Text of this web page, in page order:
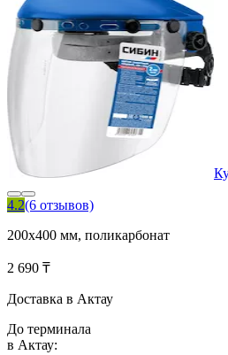
4.2(6 отзывов)
200х400 мм, поликарбонат
2 690 ₸
Доставка в Актау
До терминала
в Актау: